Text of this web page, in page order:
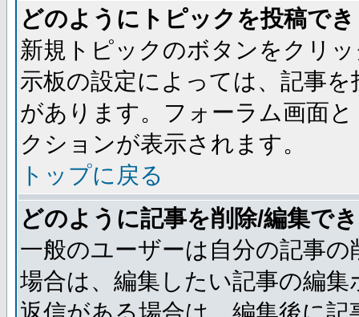
どのようにトピックを投稿で
新規トピックのボタンをクリ
示板の設定によっては、記事
があります。フォーラム画面
クションが表示されます。
トップに戻る
どのように記事を削除/編集で
一般のユーザーは自分の記事
場合は、編集したい記事の編